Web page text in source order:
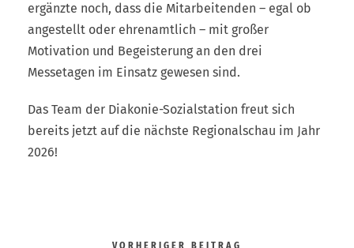
ergänzte noch, dass die Mitarbeitenden – egal ob
angestellt oder ehrenamtlich – mit großer
Motivation und Begeisterung an den drei
Messetagen im Einsatz gewesen sind.
Das Team der Diakonie-Sozialstation freut sich
bereits jetzt auf die nächste Regionalschau im Jahr
2026!